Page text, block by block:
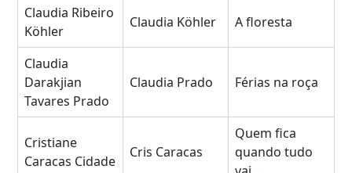
Claudia Ribeiro
Köhler
Claudia Köhler A floresta
Claudia
Darakjian
Tavares Prado
Claudia Prado Férias na roça
Cristiane
Caracas Cidade
Cris Caracas
Quem fica
quando tudo